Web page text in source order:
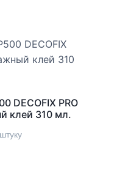
DECOFIX PRO
клей 310 мл.